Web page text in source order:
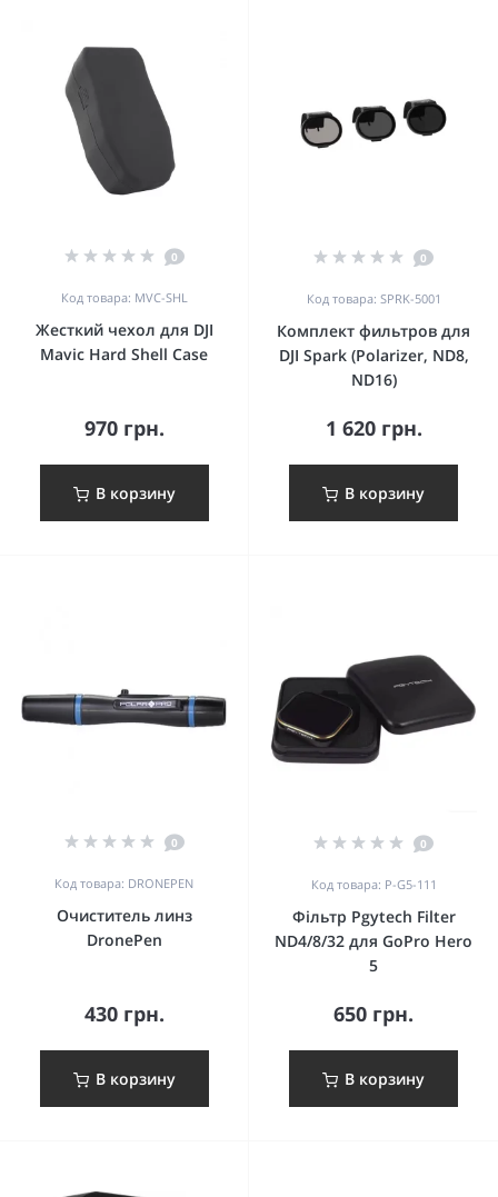
0
Код товара: MVC-SHL
Жесткий чехол для DJI
Mavic Hard Shell Case
970 грн.
В корзину
0
Код товара: SPRK-5001
Комплект фильтров для
DJI Spark (Polarizer, ND8,
ND16)
1 620 грн.
В корзину
0
Код товара: DRONEPEN
Очиститель линз
DronePen
430 грн.
В корзину
0
Код товара: P-G5-111
Фільтр Pgytech Filter
ND4/8/32 для GoPro Hero
5
650 грн.
В корзину